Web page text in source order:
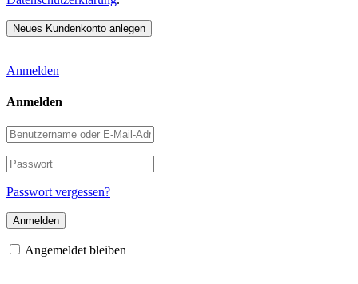
Anmelden
Anmelden
Benutzername
oder
E-
Mail-
Adresse
Passwort
Passwort vergessen?
Angemeldet bleiben